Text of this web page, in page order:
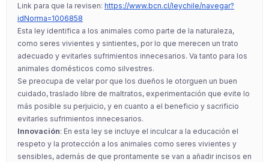
Link para que la revisen: https://www.bcn.cl/leychile/navegar?
idNorma=1006858
Esta ley identifica a los animales como parte de la naturaleza,
como seres vivientes y sintientes, por lo que merecen un trato
adecuado y evitarles sufrimientos innecesarios. Va tanto para los
animales domésticos como silvestres.
Se preocupa de velar por que los dueños le otorguen un buen
cuidado, traslado libre de maltratos, experimentación que evite lo
más posible su perjuicio, y en cuanto a el beneficio y sacrificio
evitarles sufrimientos innecesarios.
Innovación: En esta ley se incluye el inculcar a la educación el
respeto y la protección a los animales como seres vivientes y
sensibles, además de que prontamente se van a añadir incisos en